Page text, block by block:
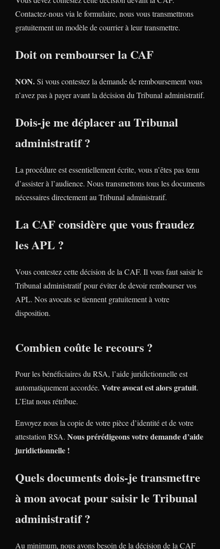
Contactez-nous via le formulaire, nous vous transmettrons
gratuitement un modèle de courrier à leur transmettre.
Doit on rembourser la CAF
NON.Si vous contestez la demande de remboursement vous
n’avez pas à payer avant la décision du Tribunal administratif.
Dois-je me déplacer au Tribunal
administratif ?
La procédure est essentiellement écrite, vous n’êtes pas tenu
d’assister à l’audience. Nous transmettons tous les documents
nécessaires directement au Tribunal administratif.
La CAF considère que vous fraudez
les APL ?
Vous contestez cette décision de la CAF. Il vous faut saisir le
Tribunal administratif pour éviter de devoir rembourser vos
APL. Nos avocats se tiennent gratuitement à votre
disposition.
Combien coûte le recours ?
Pour les bénéficiaires du RSA, l’aide juridictionnelle est
automatiquement accordée. Votre avocat est alors gratuit.
L’Etat nous rétribue.
Envoyez nous la copie de votre pièce d’identité et de votre
attestation RSA. Nous prérédigeons votre demande d’aide
juridictionnelle !
Quels documents dois-je transmettre
à mon avocat pour saisir le Tribunal
administratif ?
Au minimum, nous avons besoin de la décision de la CAF